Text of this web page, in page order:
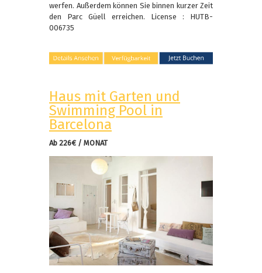
werfen. Außerdem können Sie binnen kurzer Zeit
den Parc Güell erreichen. License : HUTB-
006735
Haus mit Garten und
Swimming Pool in
Barcelona
Ab 226€ / MONAT